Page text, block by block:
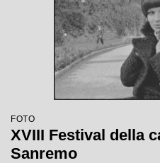
FOTO
XVIII Festival della
Sanremo